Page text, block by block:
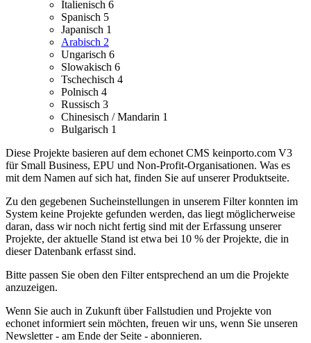
Italienisch 6
Spanisch 5
Japanisch 1
Arabisch 2
Ungarisch 6
Slowakisch 6
Tschechisch 4
Polnisch 4
Russisch 3
Chinesisch / Mandarin 1
Bulgarisch 1
Diese Projekte basieren auf dem echonet CMS keinporto.com V3
für Small Business, EPU und Non-Profit-Organisationen. Was es
mit dem Namen auf sich hat, finden Sie auf unserer Produktseite.
Zu den gegebenen Sucheinstellungen in unserem Filter konnten im
System keine Projekte gefunden werden, das liegt möglicherweise
daran, dass wir noch nicht fertig sind mit der Erfassung unserer
Projekte, der aktuelle Stand ist etwa bei 10 % der Projekte, die in
dieser Datenbank erfasst sind.
Bitte passen Sie oben den Filter entsprechend an um die Projekte
anzuzeigen.
Wenn Sie auch in Zukunft über Fallstudien und Projekte von
echonet informiert sein möchten, freuen wir uns, wenn Sie unseren
Newsletter - am Ende der Seite - abonnieren.